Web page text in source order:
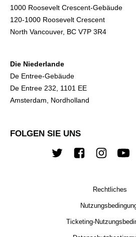
1000 Roosevelt Crescent-Gebäude
120-1000 Roosevelt Crescent
North Vancouver, BC V7P 3R4
Die Niederlande
De Entree-Gebäude
De Entree 232, 1101 EE
Amsterdam, Nordholland
FOLGEN SIE UNS
TwitterFacebook
Rechtliches
Ticketing-